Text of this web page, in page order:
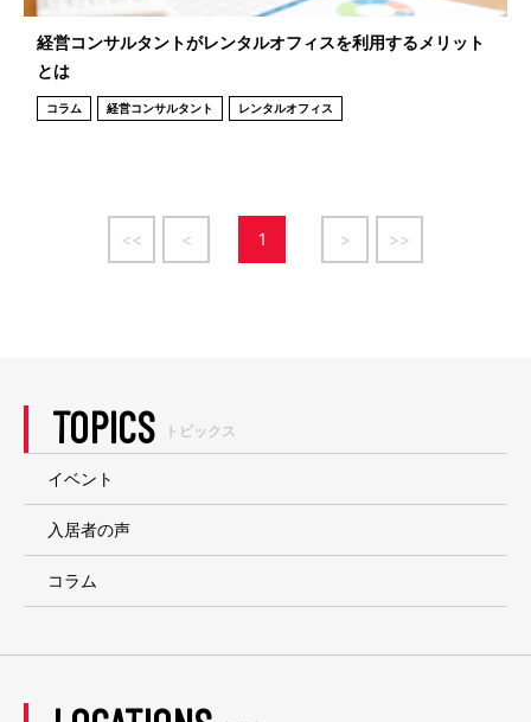
経営コンサルタントがレンタルオフィスを利用するメリット
とは
コラム 経営コンサルタント レンタルオフィス
<< < 1 > >>
TOPICS トピックス
イベント
入居者の声
コラム